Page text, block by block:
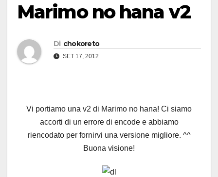
Marimo no hana v2
Di chokoreto
SET 17, 2012
Vi portiamo una v2 di Marimo no hana! Ci siamo
accorti di un errore di encode e abbiamo
riencodato per fornirvi una versione migliore. ^^
Buona visione!